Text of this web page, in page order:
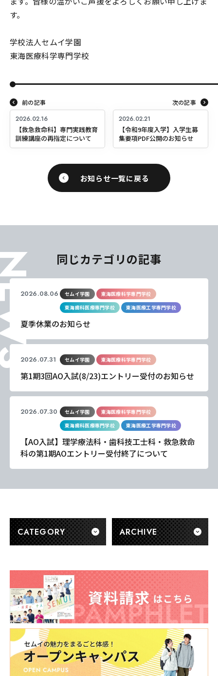
す。
学校法人セムイ学園
東海医療科学専門学校
前の記事
2026.02.16
【救急救命科】専門実践教育
訓練講座の再指定について
次の記事
2026.02.21
【令和9年度入学】入学生募
集要項PDF公開のお知らせ
お知らせ一覧に戻る
同じカテゴリの記事
2026.08.06 セムイ学園
東海医療科学専門学校
東海歯科医療専門学校
東海医療工学専門学校
夏季休業のお知らせ
2026.07.31 セムイ学園 東海医療科学専門学校
第1期3回AO入試(8/23)エントリー受付のお知らせ
2026.07.30 セムイ学園
東海医療科学専門学校
東海歯科医療専門学校
東海医療工学専門学校
【AO入試】理学療法科・歯科技工士科・救急救命
科の第1期AOエントリー受付終了について
CATEGORY ARCHIVE